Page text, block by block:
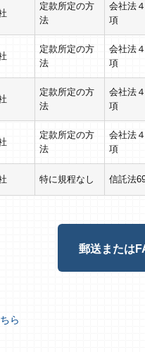
定款所定の方
法
会社法
項
定款所定の方
法
会社法
項
定款所定の方
法
会社法
項
定款所定の方
法
会社法
項
特に規程なし 信託法
郵送または
ら